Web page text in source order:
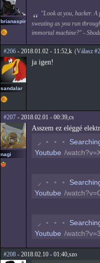
brianaspirin
"Look at you, hacker. A
sweating as you run
immortal machine?" -
#206 - 2018.01.02 - 11:52,k (Válasz
sandalar
ja igen!
#207 - 2018.02.01 - 00:39,cs
nagi
Asszem ez eléggé
◟ ◦ ◦ ◦
Youtube /
◟ ◦ ◦ ◦
Youtube /
◟ ◦ ◦ ◦
Youtube /
#208 - 2018.02.10 - 01:40,szo